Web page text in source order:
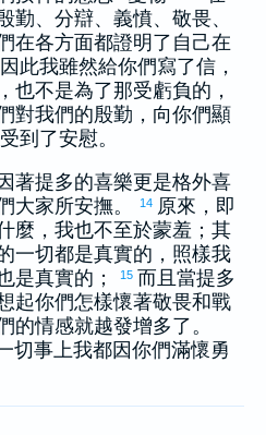
勤、分辯、義憤、敬畏、
在各方面都證明了自己在
因此我雖然給你們寫了信，
也不是為了那受虧負的，
對我們的殷勤，向你們顯
到了安慰。
著提多的喜樂更是格外喜
大家所安撫。
14 原來，即
麼，我也不至於蒙羞；其
一切都是真實的，照樣我
是真實的； 15 而且當提多
起你們怎樣懷著敬畏和戰
的情感就越發增多了。
切事上我都因你們滿懷勇